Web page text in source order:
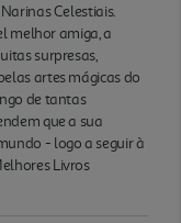
Celestiais.
melhor amiga, a
surpresas,
artes mágicas do
de tantas
que a sua
- logo a seguir à
Livros